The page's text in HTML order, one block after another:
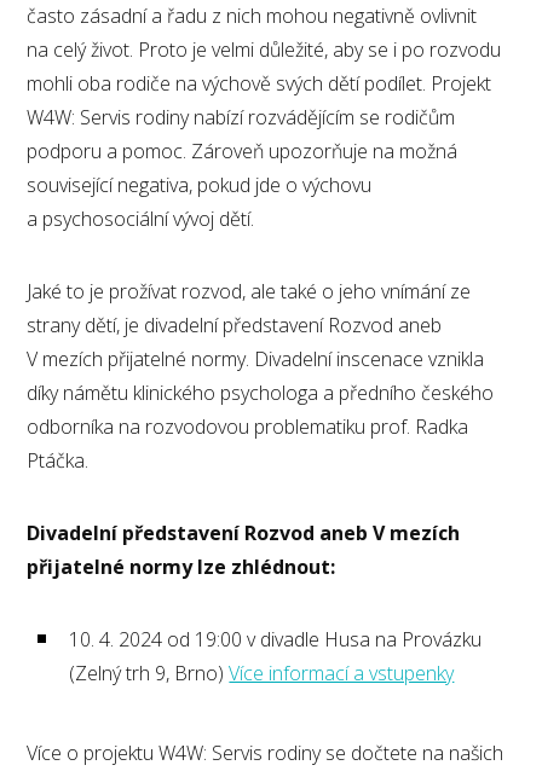
často zásadní a řadu z nich mohou negativně ovlivnit
na celý život. Proto je velmi důležité, aby se i po rozvodu
mohli oba rodiče na výchově svých dětí podílet. Projekt
W4W: Servis rodiny nabízí rozvádějícím se rodičům
podporu a pomoc. Zároveň upozorňuje na možná
související negativa, pokud jde o výchovu
a psychosociální vývoj dětí.
Jaké to je prožívat rozvod, ale také o jeho vnímání ze
strany dětí, je divadelní představení Rozvod aneb
V mezích přijatelné normy. Divadelní inscenace vznikla
díky námětu klinického psychologa a předního českého
odborníka na rozvodovou problematiku prof. Radka
Ptáčka.
Divadelní představení Rozvod aneb V mezích
přijatelné normy lze zhlédnout:
10. 4. 2024 od 19:00 v divadle Husa na Provázku
(Zelný trh 9, Brno)Více informací a vstupenky
Více o projektu W4W: Servis rodiny se dočtete na našich